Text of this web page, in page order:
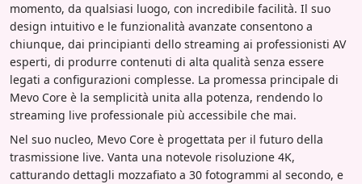
momento, da qualsiasi luogo, con incredibile facilità. Il suo
design intuitivo e le funzionalità avanzate consentono a
chiunque, dai principianti dello streaming ai professionisti AV
esperti, di produrre contenuti di alta qualità senza essere
legati a configurazioni complesse. La promessa principale di
Mevo Core è la semplicità unita alla potenza, rendendo lo
streaming live professionale più accessibile che mai.
Nel suo nucleo, Mevo Core è progettata per il futuro della
trasmissione live. Vanta una notevole risoluzione 4K,
catturando dettagli mozzafiato a 30 fotogrammi al secondo, e